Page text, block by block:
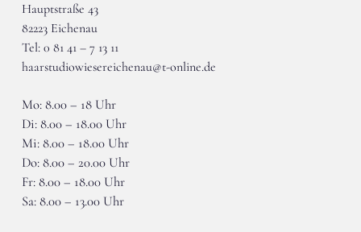
Hauptstraße 43
82223 Eichenau
Tel: 0 81 41 – 7 13 11
haarstudiowiesereichenau@t-online.de
Mo: 8.00 – 18 Uhr
Di: 8.00 – 18.00 Uhr
Mi: 8.00 – 18.00 Uhr
Do: 8.00 – 20.00 Uhr
Fr: 8.00 – 18.00 Uhr
Sa: 8.00 – 13.00 Uhr